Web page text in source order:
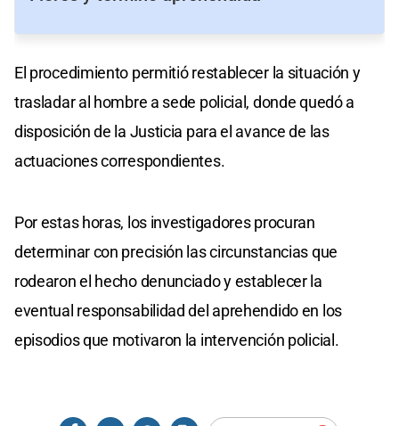
El procedimiento permitió restablecer la situación y
trasladar al hombre a sede policial, donde quedó a
disposición de la Justicia para el avance de las
actuaciones correspondientes.
Por estas horas, los investigadores procuran
determinar con precisión las circunstancias que
rodearon el hecho denunciado y establecer la
eventual responsabilidad del aprehendido en los
episodios que motivaron la intervención policial.